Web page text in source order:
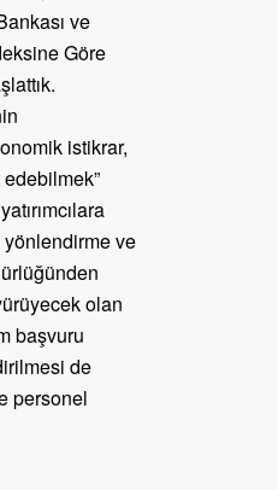
ve
Göre
istikrar,
yönlendirme ve
olan
başvuru
de
personel